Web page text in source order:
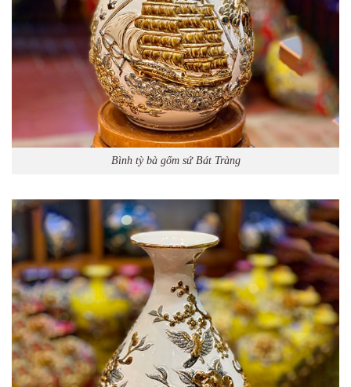
Bình tỳ bà gốm sứ Bát Tràng